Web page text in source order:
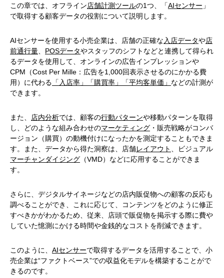
この章では、オフライン店舗計測ツールの1つ、「AIセンサー 」
で取得する顧客データの役割について説明します。
AIセンサーを使用する小売企業は、店舗の正確な 入店データや店
前通行量
POSデータやスタッフのシフトなどと連携して得られ
るデータを使用して、オンラインの広告インプレッションや
CPM（Cost Per Mille：広告を1,000回表示させるのにかかる費
用）に代わる 「入店率」「購買率」「平均客単価」 などの計測が
できます。
また、 店内分析では、顧客の行動パターンや移動パターンを取得
し、どのような組み合わせのマーケティング ・販売戦略がコンバ
ージョン（購買）の動機付けになったかを測定することもできま
す。また、データから得た洞察は、店舗レイアウト
、ビジュアル
マーチャンダイジング （VMD）などに応用することができま
す。
さらに、デジタルサイネージなどの店内販促物への顧客の反応も
調べることができ、これに応じて、コンテンツをどのように修正
すべきかがわかるため、従来、店頭で販促物を掲示する際に費や
していた憶測にかける時間や金銭的なコストを削減できます。
このように、 AIセンサーで取得するデータを活用することで、小
売企業は“ファクトベース”での収益化モデルを構築することがで
きるのです。